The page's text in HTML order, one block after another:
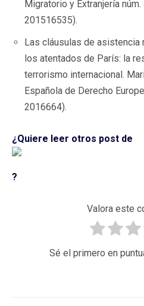
Migratorio y Extranjería
201516535).
Las cláusulas de asistencia
los atentados de París: la
terrorismo internacional.
Española de Derecho
2016664).
¿Quiere leer otros post de
?
Valora este
Sé el primero en